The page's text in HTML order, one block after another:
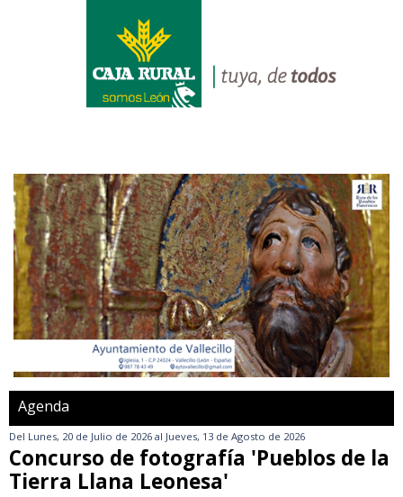
Agenda
Del Lunes, 20 de Julio de 2026 al Jueves, 13 de Agosto de 2026
Concurso de fotografía 'Pueblos de la
Tierra Llana Leonesa'